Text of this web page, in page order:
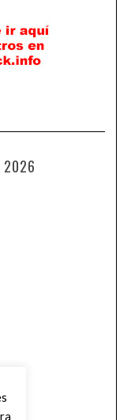
2026